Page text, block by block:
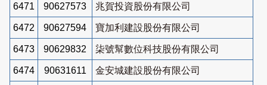
6471 90627573 兆賀投資股份有限公司
6472 90627594 寶加利建設股份有限公司
6473 90629832 柒號幫數位科技股份有限公司
6474 90631611 金安城建設股份有限公司